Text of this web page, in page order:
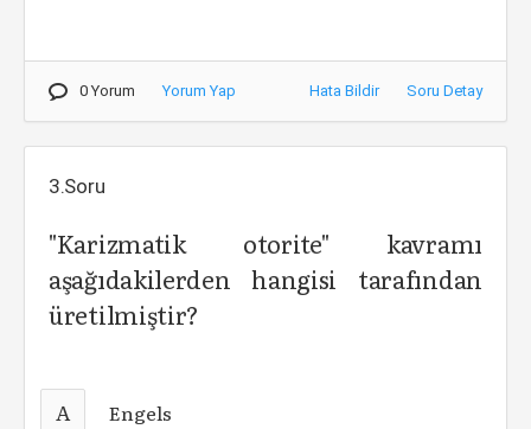
0 Yorum Yorum Yap Hata Bildir Soru Detay
3.Soru
"Karizmatik otorite" kavramı
aşağıdakilerden hangisi tarafından
üretilmiştir?
A Engels